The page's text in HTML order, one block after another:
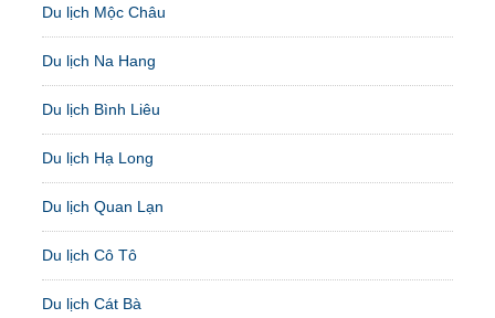
Du lịch Mộc Châu
Du lịch Na Hang
Du lịch Bình Liêu
Du lịch Hạ Long
Du lịch Quan Lạn
Du lịch Cô Tô
Du lịch Cát Bà